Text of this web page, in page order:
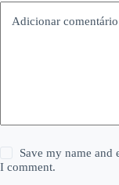
Adicionar comentário
Save my name
I comment.